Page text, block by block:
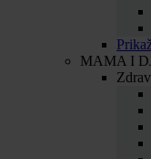
MAMA I